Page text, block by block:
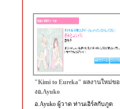
"Kimi to Eureka" ผลงานใหม่ขอ
งอ.Ayuko
อ.Ayuko ผู้วาด ท่านเอิร์ลกับภูต